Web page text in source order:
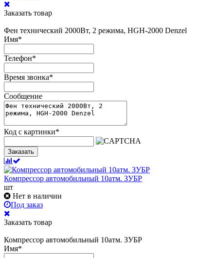
Заказать товар
Фен технический 2000Вт, 2 режима, HGH-2000 Denzel
Имя*
Телефон*
Время звонка*
Сообщение
Код с картинки*
Заказать
Компрессор автомобильный 10атм. ЗУБР
шт
Нет в наличии
Под заказ
Заказать товар
Компрессор автомобильный 10атм. ЗУБР
Имя*